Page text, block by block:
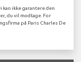
ikke garantere den
du vil modtage. For
på Paris Charles De